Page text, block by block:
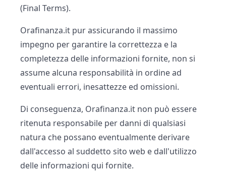
(Final Terms).
Orafinanza.it pur assicurando il massimo
impegno per garantire la correttezza e la
completezza delle informazioni fornite, non si
assume alcuna responsabilità in ordine ad
eventuali errori, inesattezze ed omissioni.
Di conseguenza, Orafinanza.it non può essere
ritenuta responsabile per danni di qualsiasi
natura che possano eventualmente derivare
dall'accesso al suddetto sito web e dall'utilizzo
delle informazioni qui fornite.